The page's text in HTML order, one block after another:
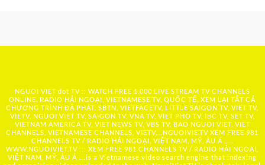
NGUOI VIET dot TV :: WATCH FREE 1,000 LIVE STREAM TV CHANNELS
ONLINE, RADIO HẢI NGOẠI, VIETNAMESE TV, QUỐC TẾ, XEM LẠI TẤT CẢ
CHƯƠNG TRÌNH ĐÃ PHÁT: SBTN, VIETFACETV, LITTLE SAIGON TV, VIET TV,
VIETV, NGUOI VIET TV, SAIGON TV, VNA TV, VIET PHO TV, IBC TV, SET TV,
VIETNAM AMERICA TV, VIET NEWS TV, VBS TV, BAO NGUOI VIET, VIET
CHANNELS, VIETNAMESE CHANNELS, VIETV,... NGUOIVIE.TV XEM FREE 981
CHANNELS TV / RADIO HẢI NGOẠI, VIỆT NAM, MỸ, ÂU Á …..
WWW.NGUOIVIET.TV ::: XEM FREE 981 CHANNELS TV / RADIO HẢI NGOẠI,
VIỆT NAM, MỸ, ÂU Á ….is a Vietnamese video search engine that indexing